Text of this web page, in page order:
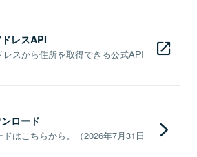
レスAPI
スから住所を取得できる公式API
ロード
はこちらから。（2026年7月31日